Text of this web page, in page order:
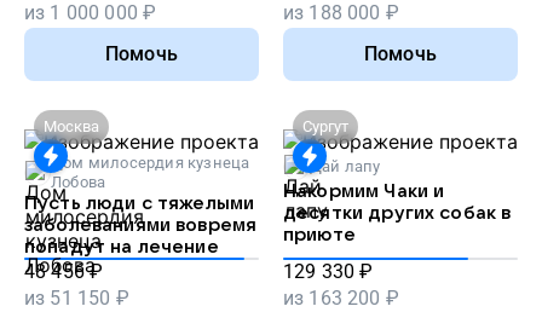
из 1 000 000 ₽
Помочь
из 188 000 ₽
Помочь
Москва
Дом милосердия кузнеца
Лобова
Пусть люди с тяжелыми
заболеваниями вовремя
попадут на лечение
48 456 ₽
из 51 150 ₽
Сургут
Дай лапу
Накормим Чаки и
десятки других собак в
приюте
129 330 ₽
из 163 200 ₽